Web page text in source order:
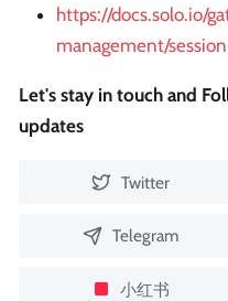
https://docs.solo.io/
management/
Let's stay in touch and
updates
Twitter
Telegram
小红书